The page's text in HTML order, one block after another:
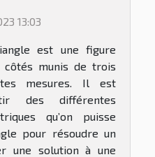
13:03
est une figure
munis de trois
mesures. Il est
des différentes
qu’on puisse
pour résoudre un
une solution à une